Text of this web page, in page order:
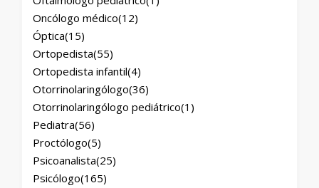
Oncólogo médico(12)
Óptica(15)
Ortopedista(55)
Ortopedista infantil(4)
Otorrinolaringólogo(36)
Otorrinolaringólogo pediátrico(1)
Pediatra(56)
Proctólogo(5)
Psicoanalista(25)
Psicólogo(165)